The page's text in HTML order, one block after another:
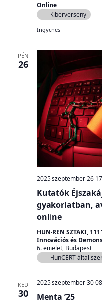
Online
Kiberverseny
Ingyenes
PÉN
26
Kutatók
gyakorlatban,
online
2025 szeptember 26
HUN-REN SZTAKI,
Innovációs és
6. emelet, Budapest
HunCERT által
KED
30 Menta ’25
2025 szeptember 30